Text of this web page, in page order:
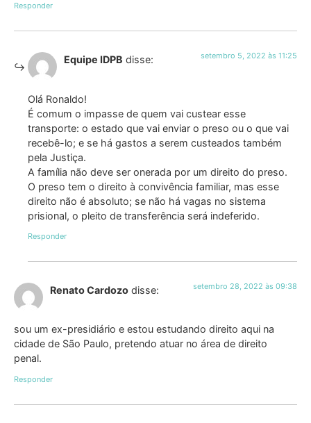
Responder
Equipe IDPB disse: setembro 5, 2022 às 11:25
Olá Ronaldo!
É comum o impasse de quem vai custear esse
transporte: o estado que vai enviar o preso ou o que vai
recebê-lo; e se há gastos a serem custeados também
pela Justiça.
A família não deve ser onerada por um direito do preso.
O preso tem o direito à convivência familiar, mas esse
direito não é absoluto; se não há vagas no sistema
prisional, o pleito de transferência será indeferido.
Responder
Renato Cardozo disse: setembro 28, 2022 às 09:38
sou um ex-presidiário e estou estudando direito aqui na
cidade de São Paulo, pretendo atuar no área de direito
penal.
Responder